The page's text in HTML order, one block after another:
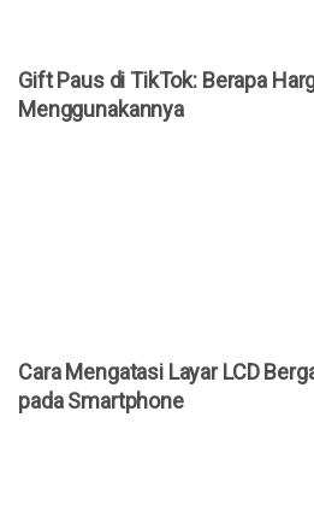
Gift Paus di TikTok: Berapa
Menggunakannya
Cara Mengatasi Layar LCD
pada Smartphone